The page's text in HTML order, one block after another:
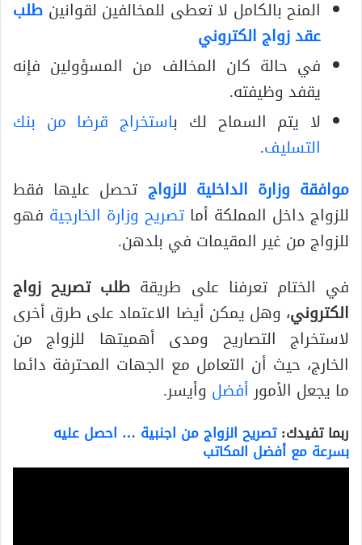
المنح بالكامل لا تعطى للمخالفين لقوانين طلب
عقد زواج الكتروني
في حالة كان المخالف من المسؤولين فإنه
يقفد وظيفته.
لا يتم السماح لك باستخراج قرضا من بنك
التسليف.
موافقة وزارة الداخلية للزواج تحصل عليها فقط
للزواج داخل المملكة أما تصريح وزارة الخارجية فهو
للزواج من غير المقيمات في بلدهن.
في الختام تعرفنا على طريقة طلب تصريح زواج
الكتروني، وهل يمكن أيضا الاعتماد على طرق أخرى
لاستخراج التصاريح ومدى أهميتها للزواج من
الخارج، حيث أن التعامل مع الجهات المحترفة دائما
ما يجعل الأمور أفضل وأيسر.
ربما تفيدك:تصريح الزواج من اجنبية … احصل عليه
بسرعة مع أفضل المكاتب